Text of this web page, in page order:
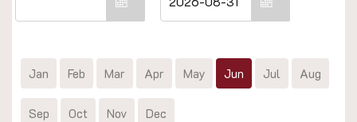
Jan Feb Mar Apr May Jun Jul Aug
Sep Oct Nov Dec